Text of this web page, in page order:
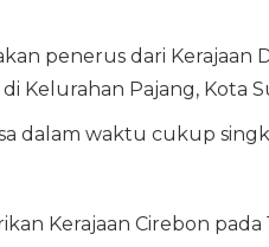
penerus dari Kerajaan
Kelurahan Pajang, Kota
dalam waktu cukup
Kerajaan Cirebon